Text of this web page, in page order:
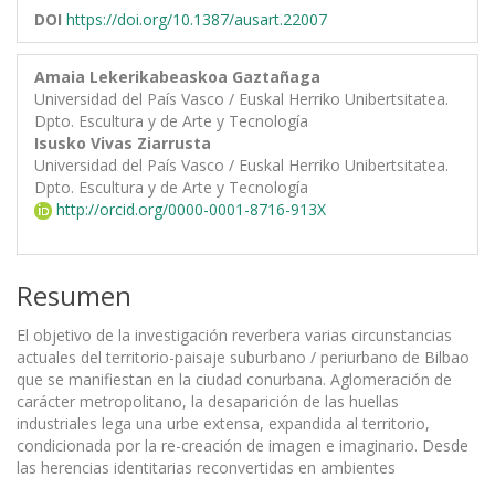
DOI https://doi.org/10.1387/ausart.22007
Amaia Lekerikabeaskoa Gaztañaga
Universidad del País Vasco / Euskal Herriko Unibertsitatea.
Dpto. Escultura y de Arte y Tecnología
Isusko Vivas Ziarrusta
Universidad del País Vasco / Euskal Herriko Unibertsitatea.
Dpto. Escultura y de Arte y Tecnología
http://orcid.org/0000-0001-8716-913X
Resumen
El objetivo de la investigación reverbera varias circunstancias
actuales del territorio-paisaje suburbano / periurbano de Bilbao
que se manifiestan en la ciudad conurbana. Aglomeración de
carácter metropolitano, la desaparición de las huellas
industriales lega una urbe extensa, expandida al territorio,
condicionada por la re-creación de imagen e imaginario. Desde
las herencias identitarias reconvertidas en ambientes